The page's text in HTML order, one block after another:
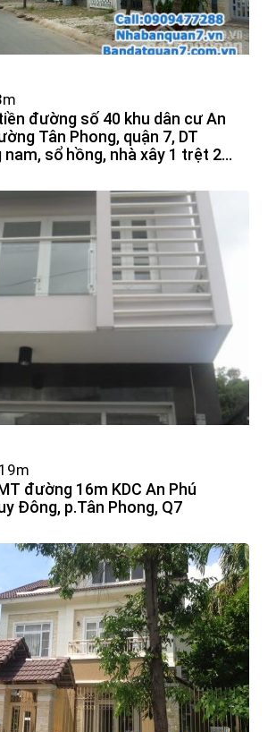
đường số 40 khu dân cư An
Tân Phong, quận 7, DT
sổ hồng, nhà xây 1 trệt 2
6tỷ2 thương lượng.
đường 16m KDC An Phú
Đông, p.Tân Phong, Q7